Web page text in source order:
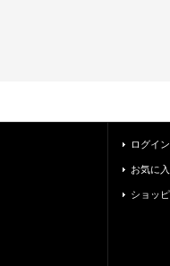
ログイン
お気に
ショッ